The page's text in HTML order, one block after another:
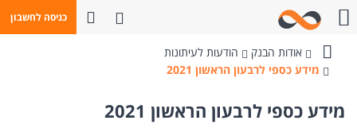
כניסה לחשבון
פתח חיפושחייגו אלינו
בנק
אודות הבנק
הודעות לעיתונות
מידע כספי לרבעון הראשון 2021
מידע כספי לרבעון הראשון 2021